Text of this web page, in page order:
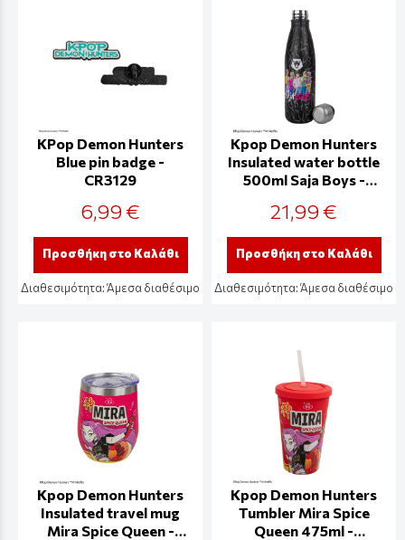
KPop Demon Hunters
Blue pin badge -
CR3129
6,99 €
Προσθήκη στο Καλάθι
Διαθεσιμότητα:Άμεσα διαθέσιμο
Kpop Demon Hunters
Insulated water bottle
500ml Saja Boys -
21,99 €
Προσθήκη στο Καλάθι
Διαθεσιμότητα:Άμεσα διαθέσιμο
Kpop Demon Hunters
Insulated travel mug
Mira Spice Queen -
Kpop Demon Hunters
Tumbler Mira Spice
Queen 475ml -